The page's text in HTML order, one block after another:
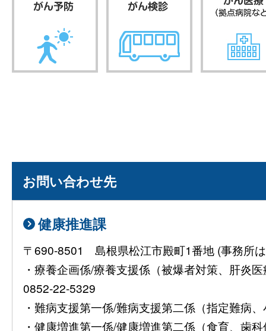
お問い合わせ先
健康推進課
〒690-8501 島根県松江市殿町1番地 (事務所
・療養企画係/療養支援係（被爆者対策、肝炎
0852-22-5329
・難病支援第一係/難病支援第二係（指定難病
・健康増進第一係/健康増進第二係（食育、歯